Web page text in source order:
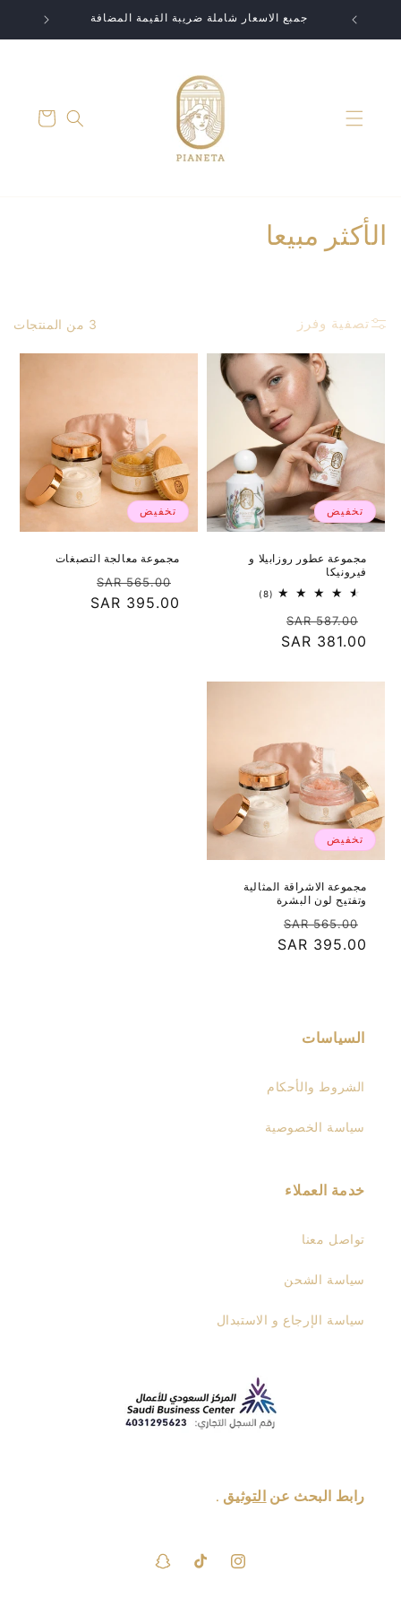
الى
المحتوى
جمبع الاسعار شاملة ضريبة القيمة المضافة
التسوق
م
:
الأكثر مبيعا
تصفية وفرز 3 من المنتجات
تخفيض
مجموعة عطور روزابيلا و
فيرونيكا
(8)
8
سعر
عادي
587.00 SAR
البيع
381.00 SAR
تخفيض
مجموعة معالجة التصبغات
سعر
عادي
565.00 SAR
البيع
395.00 SAR
تخفيض
مجموعة الاشراقة المثالية
وتفتيح لون البشرة
سعر
عادي
565.00 SAR
البيع
395.00 SAR
السياسات
الشروط والأحكام
سياسة الخصوصية
خدمة العملاء
تواصل معنا
سياسة الشحن
سياسة الإرجاع و الاستبدال
رابط البحث عن التوثيق .
انستغرام
تيك
سناب